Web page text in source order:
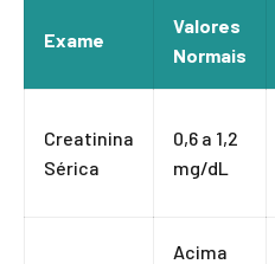
Exame
Valores
Normais
Creatinina
Sérica
0,6 a 1,2
mg/dL
Acima